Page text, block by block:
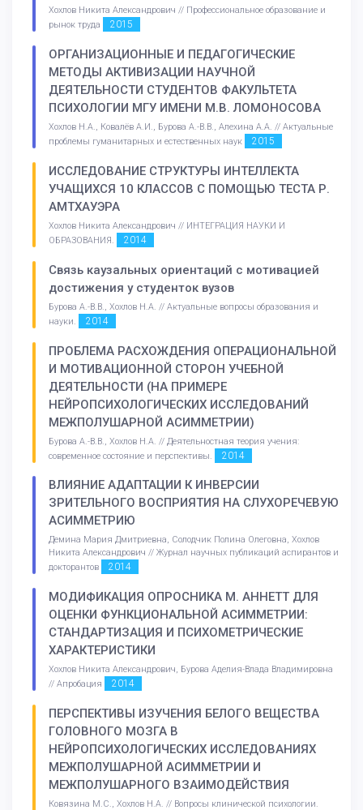
Хохлов Никита Александрович // Профессиональное образование и
рынок труда
2015
ОРГАНИЗАЦИОННЫЕ И ПЕДАГОГИЧЕСКИЕ
МЕТОДЫ АКТИВИЗАЦИИ НАУЧНОЙ
ДЕЯТЕЛЬНОСТИ СТУДЕНТОВ ФАКУЛЬТЕТА
ПСИХОЛОГИИ МГУ ИМЕНИ М.В. ЛОМОНОСОВА
Хохлов Н.А., Ковалёв А.И., Бурова А.-В.В., Алехина А.А. // Актуальные
проблемы гуманитарных и естественных наук
2015
ИССЛЕДОВАНИЕ СТРУКТУРЫ ИНТЕЛЛЕКТА
УЧАЩИХСЯ 10 КЛАССОВ С ПОМОЩЬЮ ТЕСТА Р.
АМТХАУЭРА
Хохлов Никита Александрович // ИНТЕГРАЦИЯ НАУКИ И
ОБРАЗОВАНИЯ.
2014
Связь каузальных ориентаций с мотивацией
достижения у студенток вузов
Бурова А.-В.В., Хохлов Н.А. // Актуальные вопросы образования и
науки.
2014
ПРОБЛЕМА РАСХОЖДЕНИЯ ОПЕРАЦИОНАЛЬНОЙ
И МОТИВАЦИОННОЙ СТОРОН УЧЕБНОЙ
ДЕЯТЕЛЬНОСТИ (НА ПРИМЕРЕ
НЕЙРОПСИХОЛОГИЧЕСКИХ ИССЛЕДОВАНИЙ
МЕЖПОЛУШАРНОЙ АСИММЕТРИИ)
Бурова А.-В.В., Хохлов Н.А. // Деятельностная теория учения:
современное состояние и перспективы.
2014
ВЛИЯНИЕ АДАПТАЦИИ К ИНВЕРСИИ
ЗРИТЕЛЬНОГО ВОСПРИЯТИЯ НА СЛУХОРЕЧЕВУЮ
АСИММЕТРИЮ
Демина Мария Дмитриевна, Солодчик Полина Олеговна, Хохлов
Никита Александрович // Журнал научных публикаций аспирантов и
докторантов
2014
МОДИФИКАЦИЯ ОПРОСНИКА М. АННЕТТ ДЛЯ
ОЦЕНКИ ФУНКЦИОНАЛЬНОЙ АСИММЕТРИИ:
СТАНДАРТИЗАЦИЯ И ПСИХОМЕТРИЧЕСКИЕ
ХАРАКТЕРИСТИКИ
Хохлов Никита Александрович, Бурова Аделия-Влада Владимировна
// Апробация
2014
ПЕРСПЕКТИВЫ ИЗУЧЕНИЯ БЕЛОГО ВЕЩЕСТВА
ГОЛОВНОГО МОЗГА В
НЕЙРОПСИХОЛОГИЧЕСКИХ ИССЛЕДОВАНИЯХ
МЕЖПОЛУШАРНОЙ АСИММЕТРИИ И
МЕЖПОЛУШАРНОГО ВЗАИМОДЕЙСТВИЯ
Ковязина М.С., Хохлов Н.А. // Вопросы клинической психологии.